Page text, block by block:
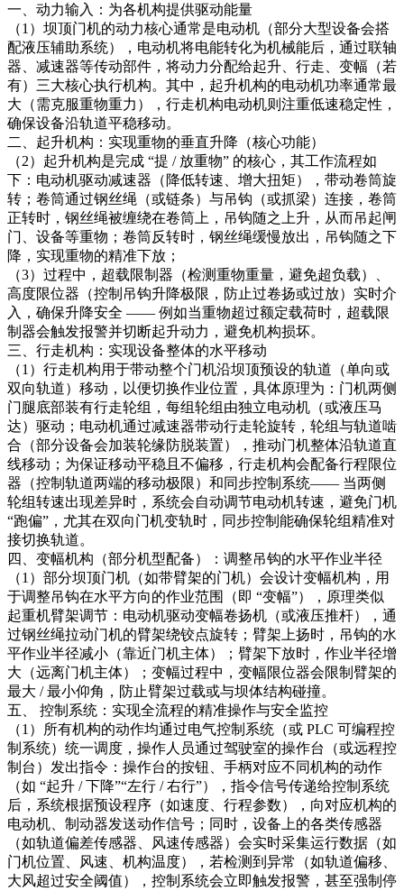
一、动力输入：为各机构提供驱动能量
（1）坝顶门机的动力核心通常是电动机（部分大型设备会搭
配液压辅助系统），电动机将电能转化为机械能后，通过联轴
器、减速器等传动部件，将动力分配给起升、行走、变幅（若
有）三大核心执行机构。其中，起升机构的电动机功率通常最
大（需克服重物重力），行走机构电动机则注重低速稳定性，
确保设备沿轨道平稳移动。
二、起升机构：实现重物的垂直升降（核心功能）
（2）起升机构是完成 “提 / 放重物” 的核心，其工作流程如
下：电动机驱动减速器（降低转速、增大扭矩），带动卷筒旋
转；卷筒通过钢丝绳（或链条）与吊钩（或抓梁）连接，卷筒
正转时，钢丝绳被缠绕在卷筒上，吊钩随之上升，从而吊起闸
门、设备等重物；卷筒反转时，钢丝绳缓慢放出，吊钩随之下
降，实现重物的精准下放；
（3）过程中，超载限制器（检测重物重量，避免超负载）、
高度限位器（控制吊钩升降极限，防止过卷扬或过放）实时介
入，确保升降安全 —— 例如当重物超过额定载荷时，超载限
制器会触发报警并切断起升动力，避免机构损坏。
三、行走机构：实现设备整体的水平移动
（1）行走机构用于带动整个门机沿坝顶预设的轨道（单向或
双向轨道）移动，以便切换作业位置，具体原理为：门机两侧
门腿底部装有行走轮组，每组轮组由独立电动机（或液压马
达）驱动；电动机通过减速器带动行走轮旋转，轮组与轨道啮
合（部分设备会加装轮缘防脱装置），推动门机整体沿轨道直
线移动；为保证移动平稳且不偏移，行走机构会配备行程限位
器（控制轨道两端的移动极限）和同步控制系统—— 当两侧
轮组转速出现差异时，系统会自动调节电动机转速，避免门机
“跑偏”，尤其在双向门机变轨时，同步控制能确保轮组精准对
接切换轨道。
四、变幅机构（部分机型配备）：调整吊钩的水平作业半径
（1）部分坝顶门机（如带臂架的门机）会设计变幅机构，用
于调整吊钩在水平方向的作业范围（即 “变幅”），原理类似
起重机臂架调节：电动机驱动变幅卷扬机（或液压推杆），通
过钢丝绳拉动门机的臂架绕铰点旋转；臂架上扬时，吊钩的水
平作业半径减小（靠近门机主体）；臂架下放时，作业半径增
大（远离门机主体）；变幅过程中，变幅限位器会限制臂架的
最大 / 最小仰角，防止臂架过载或与坝体结构碰撞。
五、 控制系统：实现全流程的精准操作与安全监控
（1）所有机构的动作均通过电气控制系统（或 PLC 可编程控
制系统）统一调度，操作人员通过驾驶室的操作台（或远程控
制台）发出指令：操作台的按钮、手柄对应不同机构的动作
（如 “起升 / 下降”“左行 / 右行”），指令信号传递给控制系统
后，系统根据预设程序（如速度、行程参数），向对应机构的
电动机、制动器发送动作信号；同时，设备上的各类传感器
（如轨道偏差传感器、风速传感器）会实时采集运行数据（如
门机位置、风速、机构温度），若检测到异常（如轨道偏移、
大风超过安全阈值），控制系统会立即触发报警，甚至强制停